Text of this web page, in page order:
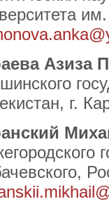
Азиза
г.